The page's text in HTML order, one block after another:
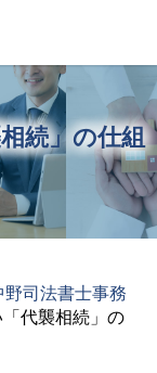
続」の仕組
野司法書士事務
代襲相続」の